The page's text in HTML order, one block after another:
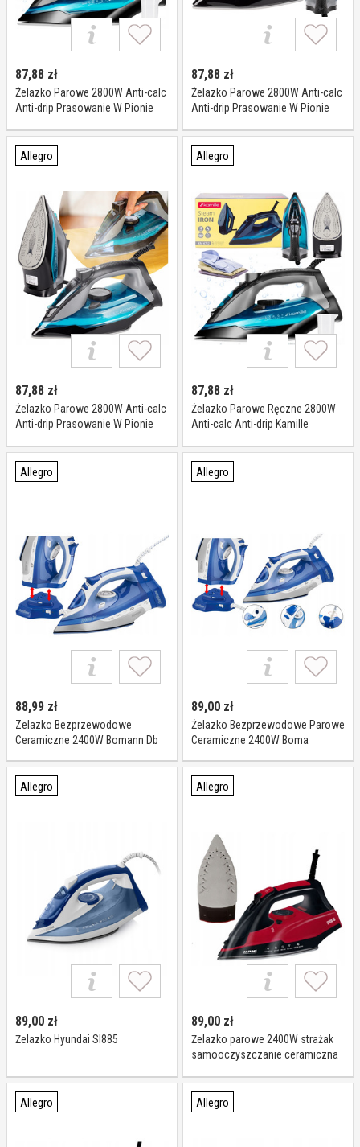
87,88 zł
Żelazko Parowe 2800W Anti-calc
Anti-drip Prasowanie W Pionie
87,88 zł
Żelazko Parowe 2800W Anti-calc
Anti-drip Prasowanie W Pionie
Allegro
87,88 zł
Żelazko Parowe 2800W Anti-calc
Anti-drip Prasowanie W Pionie
Allegro
87,88 zł
Żelazko Parowe Ręczne 2800W
Anti-calc Anti-drip Kamille
Allegro
88,99 zł
Zelazko Bezprzewodowe
Ceramiczne 2400W Bomann Db
Allegro
89,00 zł
Żelazko Bezprzewodowe Parowe
Ceramiczne 2400W Boma
Allegro
89,00 zł
Żelazko Hyundai SI885
Allegro
89,00 zł
Żelazko parowe 2400W strażak
samooczyszczanie ceramiczna
Allegro Allegro